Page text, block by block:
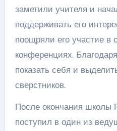
заметили учителя и
поддерживать его
поощряли его участие в
конференциях.
показать себя и
сверстников.
После окончания школы
поступил в один из